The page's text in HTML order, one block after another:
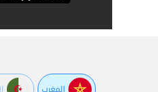
المغرب